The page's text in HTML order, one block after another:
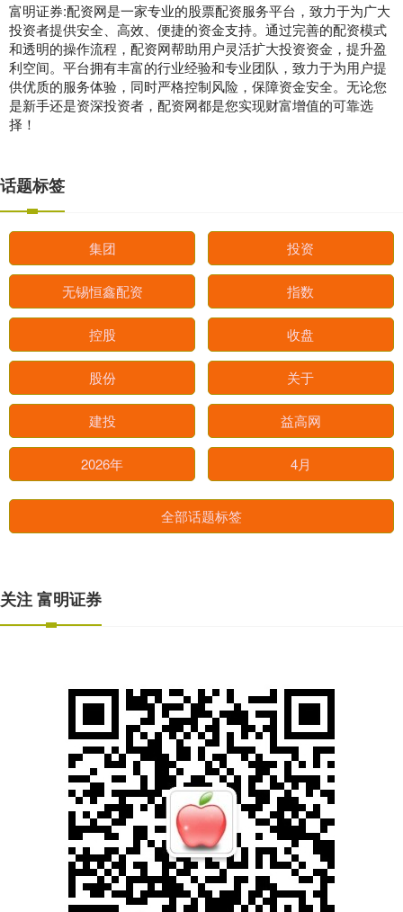
富明证券:配资网是一家专业的股票配资服务平台，致力于为广大
投资者提供安全、高效、便捷的资金支持。通过完善的配资模式
和透明的操作流程，配资网帮助用户灵活扩大投资资金，提升盈
利空间。平台拥有丰富的行业经验和专业团队，致力于为用户提
供优质的服务体验，同时严格控制风险，保障资金安全。无论您
是新手还是资深投资者，配资网都是您实现财富增值的可靠选
择！
话题标签
集团 投资
无锡恒鑫配资 指数
控股 收盘
股份 关于
建投 益高网
2026年 4月
全部话题标签
关注 富明证券